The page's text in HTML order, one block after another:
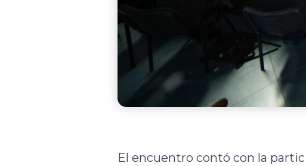
El encuentro contó con la